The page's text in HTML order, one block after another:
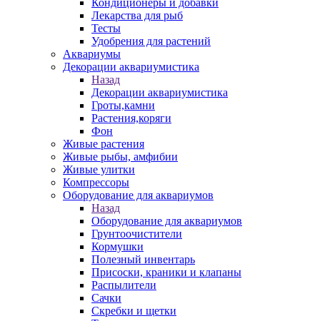
Кондиционеры и добавки
Лекарства для рыб
Тесты
Удобрения для растений
Аквариумы
Декорации аквариумистика
Назад
Декорации аквариумистика
Гроты,камни
Растения,коряги
Фон
Живые растения
Живые рыбы, амфибии
Живые улитки
Компрессоры
Оборудование для аквариумов
Назад
Оборудование для аквариумов
Грунтоочистители
Кормушки
Полезный инвентарь
Присоски, краники и клапаны
Распылители
Сачки
Скребки и щетки